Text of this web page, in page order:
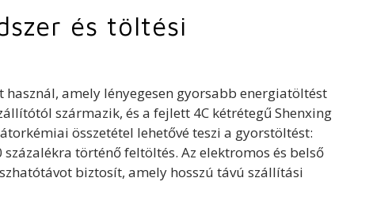
és töltési
amely lényegesen gyorsabb energiatöltést
származik, és a fejlett 4C kétrétegű Shenxing
összetétel lehetővé teszi a gyorstöltést:
történő feltöltés. Az elektromos és belső
biztosít, amely hosszú távú szállítási